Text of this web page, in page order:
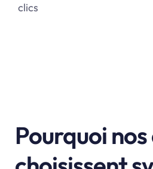
clics
Pourquoi